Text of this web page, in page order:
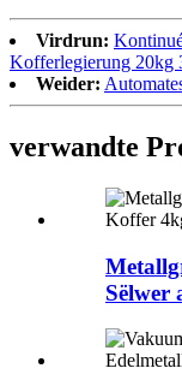
Virdrun:
Kofferlegierung 20kg
Weider:
verwandte
Sëlwer